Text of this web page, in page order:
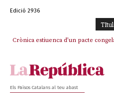
Edició 2936
Crònica estiuenca d’un pacte
Els Països Catalans al teu abast